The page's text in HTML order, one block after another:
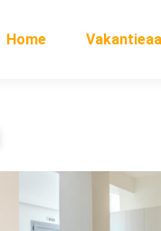
Home